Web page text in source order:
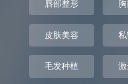
唇部整形
皮肤美容
毛发种植